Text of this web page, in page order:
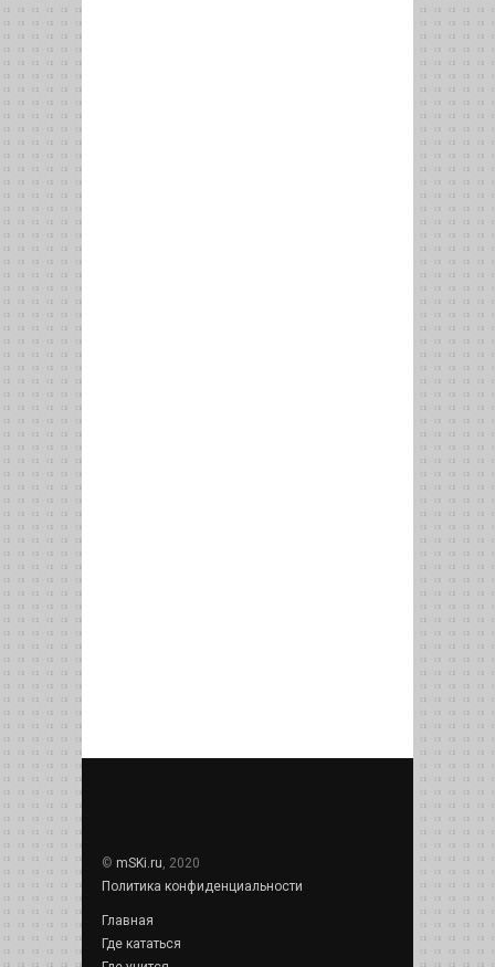
© mSKi.ru , 2020
Политика конфиденциальности
Главная
Где кататься